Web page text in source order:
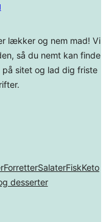
lækker og nem mad! Vi
så du nemt kan finde
sitet og lad dig friste
ForretterSalaterFiskKeto
desserter